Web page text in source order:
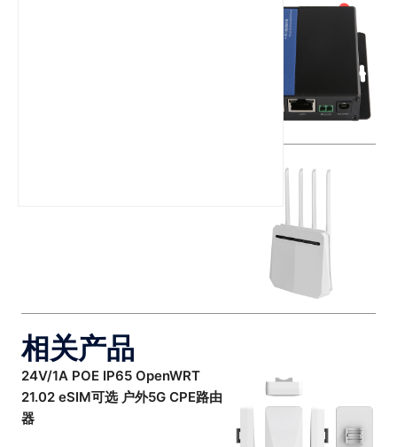
相关产品
24V/1A POE IP65 OpenWRT
21.02 eSIM可选 户外5G CPE路由
器